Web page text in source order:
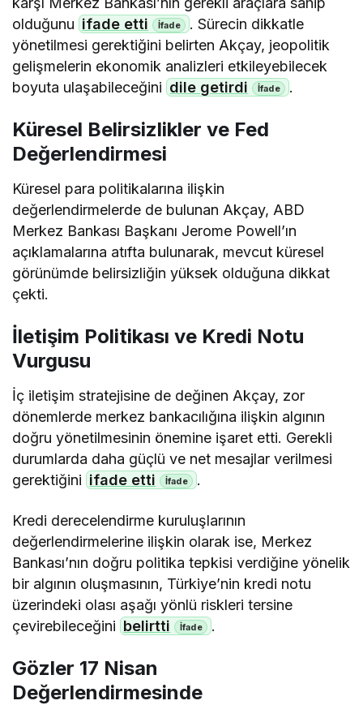
olduğunu ifade etti
. Sürecin dikkatle
yönetilmesi gerektiğini belirten Akçay, jeopolitik
gelişmelerin ekonomik analizleri etkileyebilecek
boyuta ulaşabileceğini dile getirdi .
Küresel Belirsizlikler ve Fed
Değerlendirmesi
Küresel para politikalarına ilişkin
değerlendirmelerde de bulunan Akçay, ABD
Merkez Bankası Başkanı Jerome Powell’ın
açıklamalarına atıfta bulunarak, mevcut küresel
görünümde belirsizliğin yüksek olduğuna dikkat
çekti.
İletişim Politikası ve Kredi Notu
Vurgusu
İç iletişim stratejisine de değinen Akçay, zor
dönemlerde merkez bankacılığına ilişkin algının
doğru yönetilmesinin önemine işaret etti. Gerekli
durumlarda daha güçlü ve net mesajlar verilmesi
gerektiğini ifade etti .
Kredi derecelendirme kuruluşlarının
değerlendirmelerine ilişkin olarak ise, Merkez
Bankası’nın doğru politika tepkisi verdiğine yönelik
bir algının oluşmasının, Türkiye’nin kredi notu
üzerindeki olası aşağı yönlü riskleri tersine
çevirebileceğini belirtti .
Gözler 17 Nisan
Değerlendirmesinde